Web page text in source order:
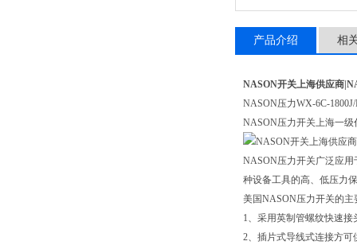
产品介绍 相
NASON开关上海供应商
NASON压力WX-6C-
NASON压力开关上海一
NASON压力开关广泛应
种设备工具的高、低压力
美国NASON压力开关的
1、采用英制管螺纹快速
2、插片式导线式连接方可